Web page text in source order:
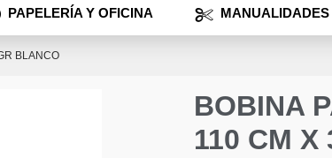
PAPELERÍA Y OFICINA MANUALIDADES
BLANCO
BOBINA
110 CM X